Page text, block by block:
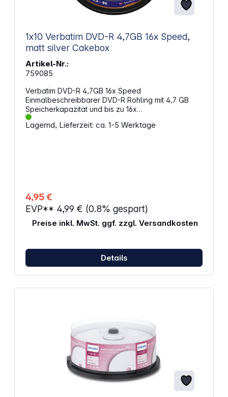
1x10 Verbatim DVD-R 4,7GB 16x Speed,
matt silver Cakebox
Artikel-Nr.:
759085
Verbatim DVD-R 4,7GB 16x Speed
Einmalbeschreibbarer DVD-R Rohling mit 4,7 GB
Speicherkapazität und bis zu 16x
Schreibgeschwindigkeit. Exzellente
Archivierungslebenszeit Lesekompatibel mit DVD-
Lagernd, Lieferzeit: ca. 1-5 Werktage
4,95 €
EVP** 4,99 € (0.8% gespart)
Preise inkl. MwSt. ggf. zzgl. Versandkosten
Details